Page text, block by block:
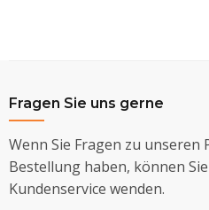
Fragen Sie uns gerne
Wenn Sie Fragen zu
Bestellung haben, können
Kundenservice wenden.